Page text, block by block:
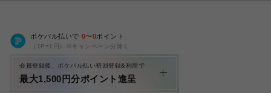
ポケパル払いで 0〜0ポイント
（1P=1円）※キャンペーン分除く
会員登録後、ポケパル払い初回登録&利用で
最大1,500円分ポイント進呈